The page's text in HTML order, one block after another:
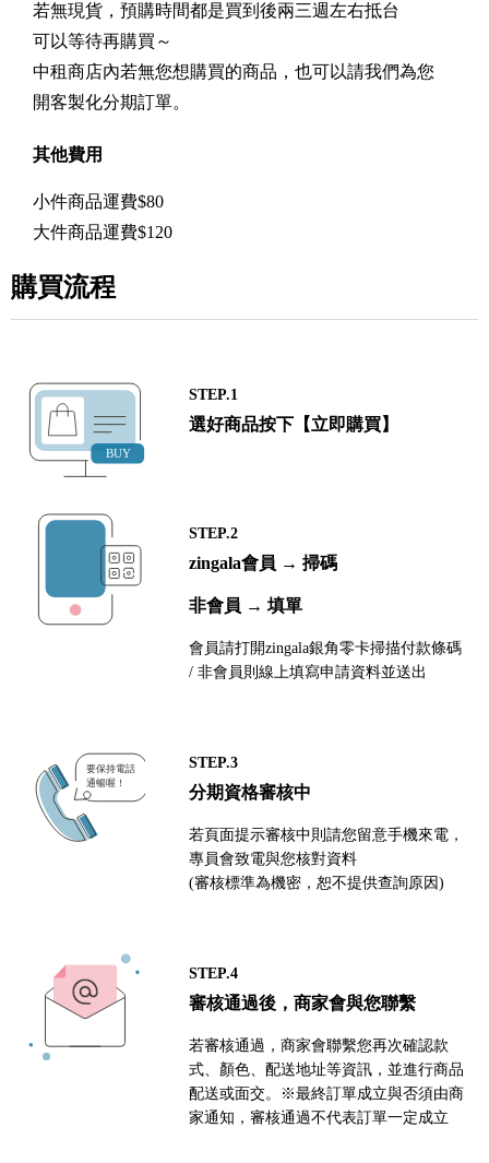
若無現貨，預購時間都是買到後兩三週左右抵台
可以等待再購買～
中租商店內若無您想購買的商品，也可以請我們為您
開客製化分期訂單。
其他費用
小件商品運費$80
大件商品運費$120
購買流程
STEP.1
選好商品按下【立即購買】
STEP.2
zingala會員 → 掃碼
非會員 → 填單
會員請打開zingala銀角零卡掃描付款條碼
/ 非會員則線上填寫申請資料並送出
STEP.3
分期資格審核中
若頁面提示審核中則請您留意手機來電，
專員會致電與您核對資料
(審核標準為機密，恕不提供查詢原因)
STEP.4
審核通過後，商家會與您聯繫
若審核通過，商家會聯繫您再次確認款
式、顏色、配送地址等資訊，並進行商品
配送或面交。※最終訂單成立與否須由商
家通知，審核通過不代表訂單一定成立